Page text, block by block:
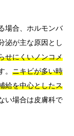
場合、ホルモンバ
泌が主な原因とし
せにくいノンコメ
。 ニキビが多い時
給を中心としたス
い場合は皮膚科で